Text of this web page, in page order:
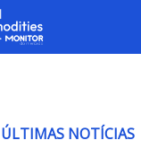
ÚLTIMAS NOTÍCIAS